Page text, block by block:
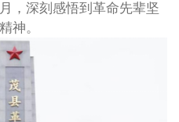
，深刻感悟到革命先辈坚
神。